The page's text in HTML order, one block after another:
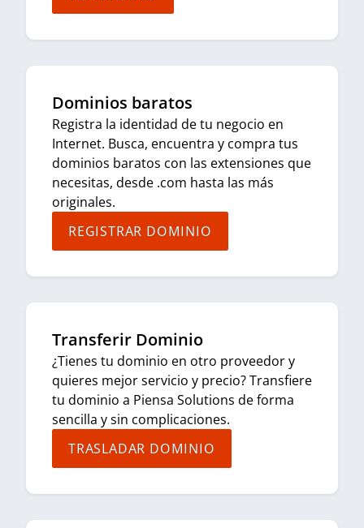
Dominios baratos
Registra la identidad de tu negocio en
Internet. Busca, encuentra y compra tus
dominios baratos con las extensiones que
necesitas, desde .com hasta las más
originales.
REGISTRAR DOMINIO
Transferir Dominio
¿Tienes tu dominio en otro proveedor y
quieres mejor servicio y precio? Transfiere
tu dominio a Piensa Solutions de forma
sencilla y sin complicaciones.
TRASLADAR DOMINIO